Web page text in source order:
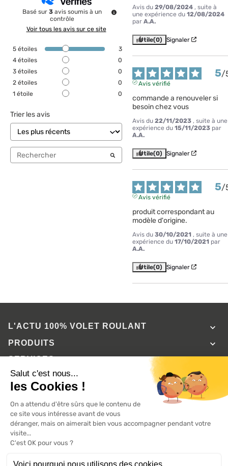
Basé sur3 avis soumis à un
contrôle
Voir tous les avis sur ce site
5 étoiles
3
4 étoiles
0
3 étoiles
0
2 étoiles
0
1 étoile 0
Trier les avis
Avis du 29/08/2024 , suite à
une expérience du 12/08/2024
par A.A.
Utile(0) Signaler
5/
Avis vérifié
commande a renouveler si
besoin chez vous
Avis du 22/11/2023 , suite à une
expérience du 15/11/2023 par
A.A.
Utile(0) Signaler
5/
Avis vérifié
produit correspondant au
modèle d'origine.
Avis du 30/10/2021 , suite à une
expérience du 17/10/2021 par
A.A.
Utile(0) Signaler
L'ACTU 100%VOLET ROULANT 
PRODUITS 
SERVICES
INFORMATIONS
A propos de 100% volets roulant FAQ Avis clients
Conditions générales de vente